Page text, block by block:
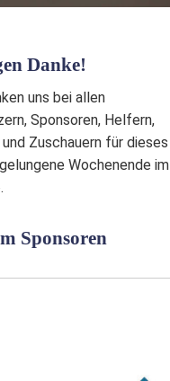
Danke!
uns bei allen
Sponsoren, Helfern,
Zuschauern für dieses
Wochenende im
Sponsoren